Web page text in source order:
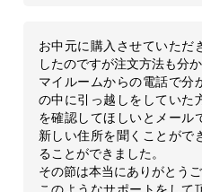
お中元に購入させていただ
したのですが注文方法も分
マイルームからの電話で分
の中に引っ越しをしてい
を確認してほしいとメール
新しい住所を聞くことがで
ることができました。
その節は本当にありがとうご